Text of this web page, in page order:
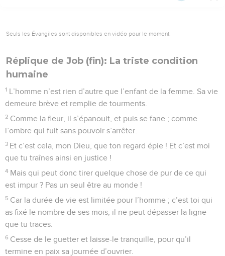
Seuls les Évangiles sont disponibles en vidéo pour le moment.
Réplique de Job (fin): La triste condition
humaine
1 L’homme n’est rien d’autre que l’enfant de la femme. Sa vie
demeure brève et remplie de tourments.
2 Comme la fleur, il s’épanouit, et puis se fane ; comme
l’ombre qui fuit sans pouvoir s’arrêter.
3 Et c’est cela, mon Dieu, que ton regard épie ! Et c’est moi
que tu traînes ainsi en justice !
4 Mais qui peut donc tirer quelque chose de pur de ce qui
est impur ? Pas un seul être au monde !
5 Car la durée de vie est limitée pour l’homme ; c’est toi qui
as fixé le nombre de ses mois, il ne peut dépasser la ligne
que tu traces.
6 Cesse de le guetter et laisse-le tranquille, pour qu’il
termine en paix sa journée d’ouvrier.